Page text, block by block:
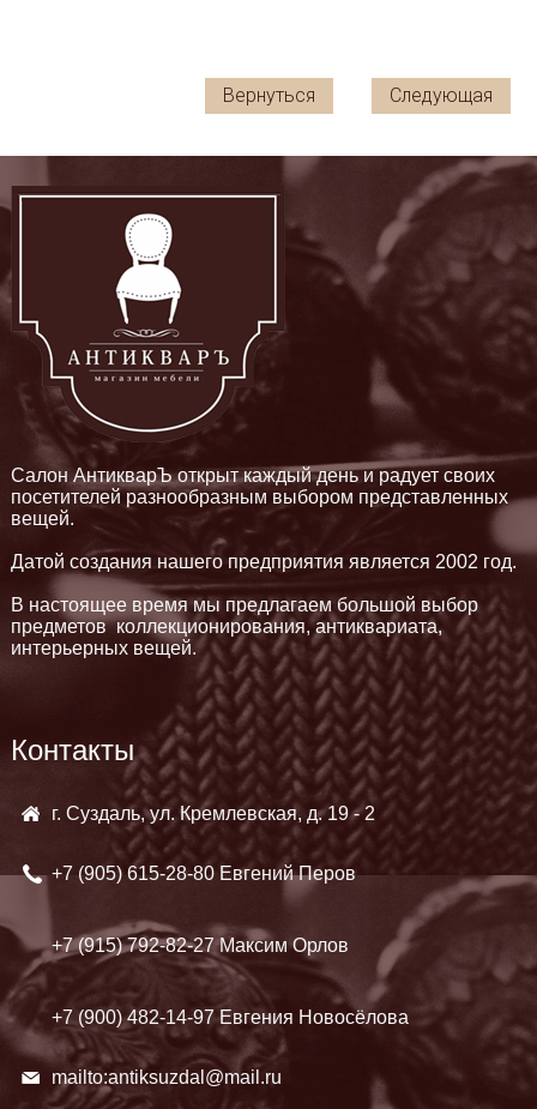
Вернуться Следующая
Салон АнтикварЪ открыт каждый день и радует своих
посетителей разнообразным выбором представленных
вещей.
Датой создания нашего предприятия является 2002 год.
В настоящее время мы предлагаем большой выбор
предметов коллекционирования, антиквариата,
интерьерных вещей.
Контакты
г. Суздаль, ул. Кремлевская, д. 19 - 2
+7 (905)615-28-80 Евгений Перов
+7 (915)792-82-27 Максим Орлов
+7 (900)482-14-97 Евгения Новосёлова
mailto:antiksuzdal@mail.ru